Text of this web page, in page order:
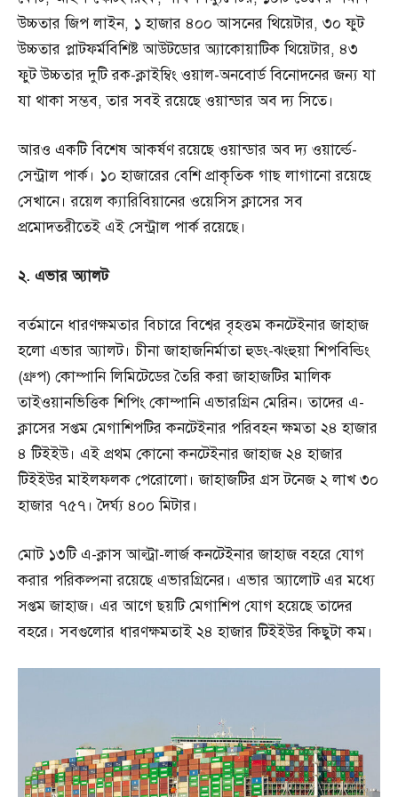
উচ্চতার জিপ লাইন, ১ হাজার ৪০০ আসনের থিয়েটার, ৩০ ফুট
উচ্চতার প্লাটফর্মবিশিষ্ট আউটডোর অ্যাকোয়াটিক থিয়েটার, ৪৩
ফুট উচ্চতার দুটি রক-ক্লাইম্বিং ওয়াল-অনবোর্ড বিনোদনের জন্য যা
যা থাকা সম্ভব, তার সবই রয়েছে ওয়ান্ডার অব দ্য সিতে।
আরও একটি বিশেষ আকর্ষণ রয়েছে ওয়ান্ডার অব দ্য ওয়ার্ল্ডে-
সেন্ট্রাল পার্ক। ১০ হাজারের বেশি প্রাকৃতিক গাছ লাগানো রয়েছে
সেখানে। রয়েল ক্যারিবিয়ানের ওয়েসিস ক্লাসের সব
প্রমোদতরীতেই এই সেন্ট্রাল পার্ক রয়েছে।
২. এভার অ্যালট
বর্তমানে ধারণক্ষমতার বিচারে বিশ্বের বৃহত্তম কনটেইনার জাহাজ
হলো এভার অ্যালট। চীনা জাহাজনির্মাতা হুডং-ঝংহুয়া শিপবিল্ডিং
(গ্রুপ) কোম্পানি লিমিটেডের তৈরি করা জাহাজটির মালিক
তাইওয়ানভিত্তিক শিপিং কোম্পানি এভারগ্রিন মেরিন। তাদের এ-
ক্লাসের সপ্তম মেগাশিপটির কনটেইনার পরিবহন ক্ষমতা ২৪ হাজার
৪ টিইইউ। এই প্রথম কোনো কনটেইনার জাহাজ ২৪ হাজার
টিইইউর মাইলফলক পেরোলো। জাহাজটির গ্রস টনেজ ২ লাখ ৩০
হাজার ৭৫৭। দৈর্ঘ্য ৪০০ মিটার।
মোট ১৩টি এ-ক্লাস আল্ট্রা-লার্জ কনটেইনার জাহাজ বহরে যোগ
করার পরিকল্পনা রয়েছে এভারগ্রিনের। এভার অ্যালোট এর মধ্যে
সপ্তম জাহাজ। এর আগে ছয়টি মেগাশিপ যোগ হয়েছে তাদের
বহরে। সবগুলোর ধারণক্ষমতাই ২৪ হাজার টিইইউর কিছুটা কম।